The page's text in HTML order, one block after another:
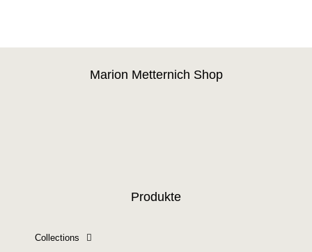
Marion Metternich Shop
Produkte
Collections